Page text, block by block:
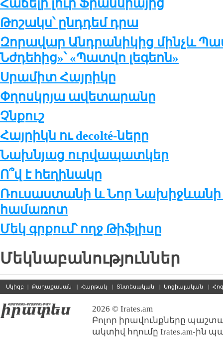
Հաճելի լուր Ֆրանսիայից
Թոշակս՝ ընդդեմ դրա
Զորավար Անդրանիկից մինչև
Նժդեհից»՝ «Պատվո լեգեոն»
Սրամիտ Հայրիկը
Փղոսկրյա ավետարանը
Չնքուշ
Հայրիկն ու decolté-ները
Նախնյաց ուրվապատկեր
Ո՞վ է հեղինակը
Ռուսաստանի և Նոր Նախիջևանի
համառոտ
Մեկ գրքում՝ ողջ Թիֆլիսը
Մեկնաբանություններ
Սկիզբ | Քաղաքական | Հարթակ | Տնտեսական | Սոցիալական |
2026 © Irates.am
Բոլոր իրավունքները
ակտիվ հղումը Irates.am-ին